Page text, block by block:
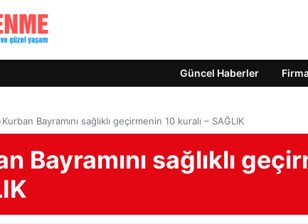
Güncel Haberler
›Kurban Bayramını sağlıklı geçirmenin 10 kuralı – SAĞLIK
Bayramını sağlıklı